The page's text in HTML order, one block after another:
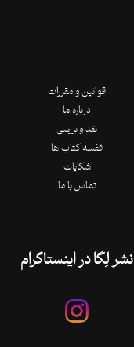
قوانین و مقررات
درباره ما
نقد و بررسی
قفسه کتاب ها
شکایات
تماس با ما
نشر لِگا در اینستاگرام